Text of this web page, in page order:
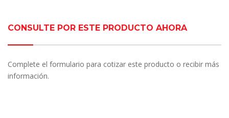
CONSULTE POR ESTE PRODUCTO AHORA
Complete el formulario para cotizar este producto o recibir más
información.